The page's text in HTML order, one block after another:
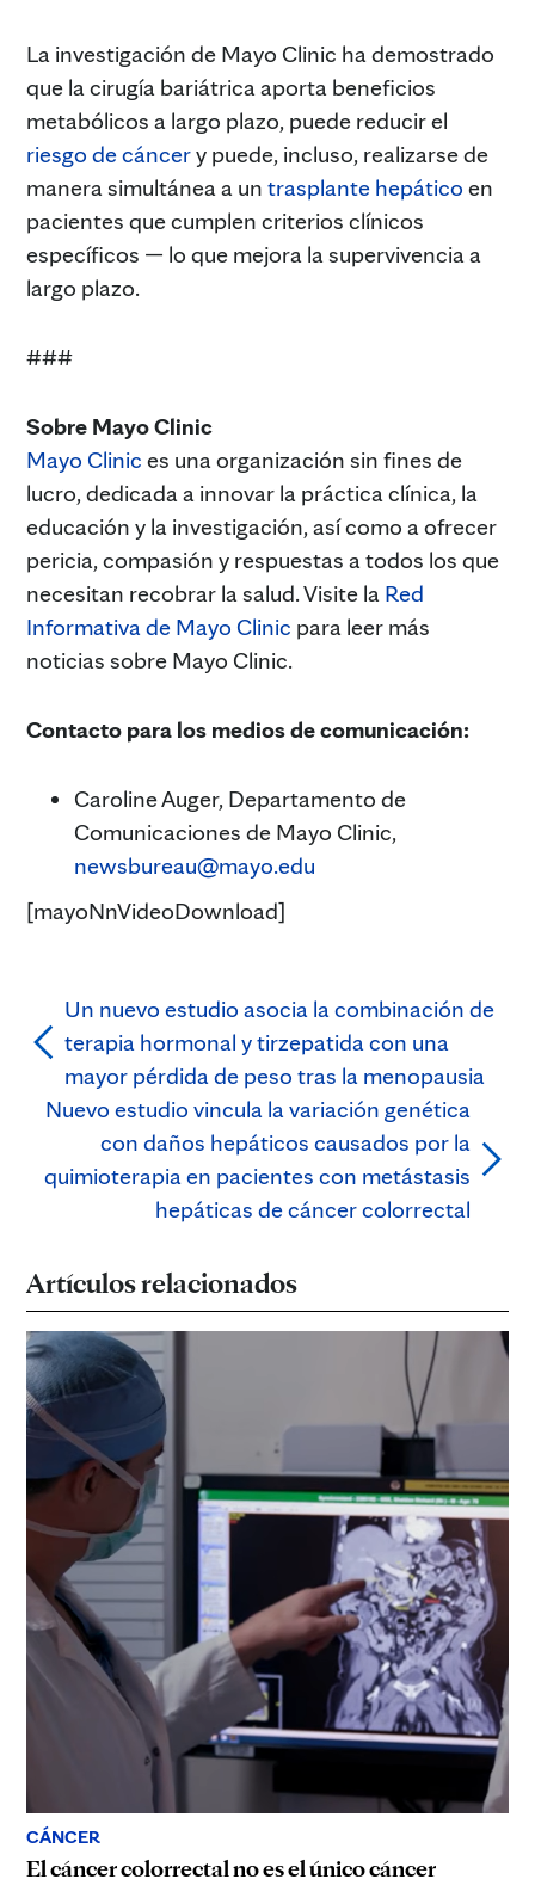
La investigación de Mayo Clinic ha demostrado
que la cirugía bariátrica aporta beneficios
metabólicos a largo plazo, puede reducir el
riesgo de cáncery puede, incluso, realizarse de
manera simultánea a un trasplante hepático en
pacientes que cumplen criterios clínicos
específicos — lo que mejora la supervivencia a
largo plazo.
###
Sobre Mayo Clinic
Mayo Clinic es una organización sin fines de
lucro, dedicada a innovar la práctica clínica, la
educación y la investigación, así como a ofrecer
pericia, compasión y respuestas a todos los que
necesitan recobrar la salud. Visite la Red
Informativa de Mayo Clinic para leer más
noticias sobre Mayo Clinic.
Contacto para los medios de comunicación:
Caroline Auger, Departamento de
Comunicaciones de Mayo Clinic,
newsbureau@mayo.edu
[mayoNnVideoDownload]
Un nuevo estudio asocia la combinación de
terapia hormonal y tirzepatida con una
mayor pérdida de peso tras la menopausia
Nuevo estudio vincula la variación genética
con daños hepáticos causados por la
quimioterapia en pacientes con metástasis
hepáticas de cáncer colorrectal
Artículos relacionados
CÁNCER
El cáncer colorrectal no es el único cáncer